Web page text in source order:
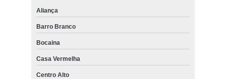
Aliança
Barro Branco
Bocaina
Casa Vermelha
Centro Alto